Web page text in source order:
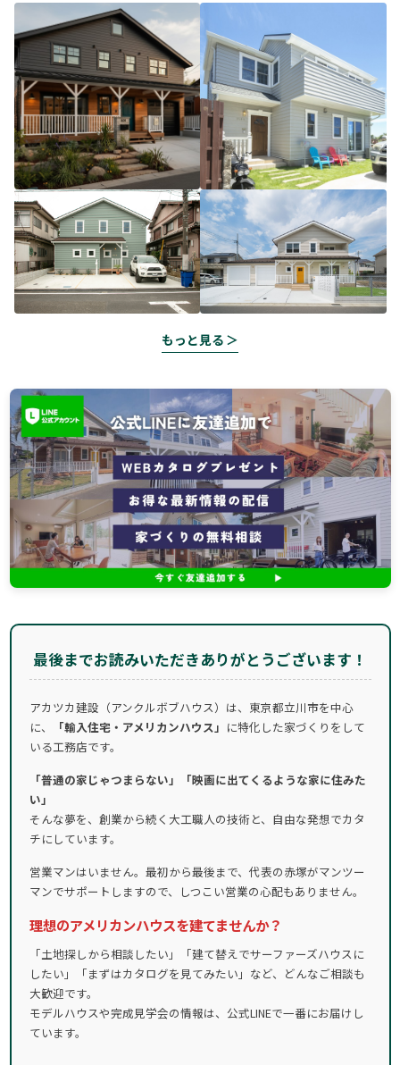
もっと見る ＞
最後までお読みいただきありがとうございます！
アカツカ建設（アンクルボブハウス）は、東京都立川市を中心
に、
「輸入住宅・アメリカンハウス」 に特化した家づくりをして
いる工務店です。
「普通の家じゃつまらない」「映画に出てくるような家に住みた
い」
そんな夢を、創業から続く大工職人の技術と、自由な発想でカタ
チにしています。
営業マンはいません。最初から最後まで、代表の赤塚がマンツー
マンでサポートしますので、しつこい営業の心配もありません。
理想のアメリカンハウスを建てませんか？
「土地探しから相談したい」「建て替えでサーファーズハウスに
したい」「まずはカタログを見てみたい」など、どんなご相談も
大歓迎です。
モデルハウスや完成見学会の情報は、公式LINEで一番にお届けし
ています。